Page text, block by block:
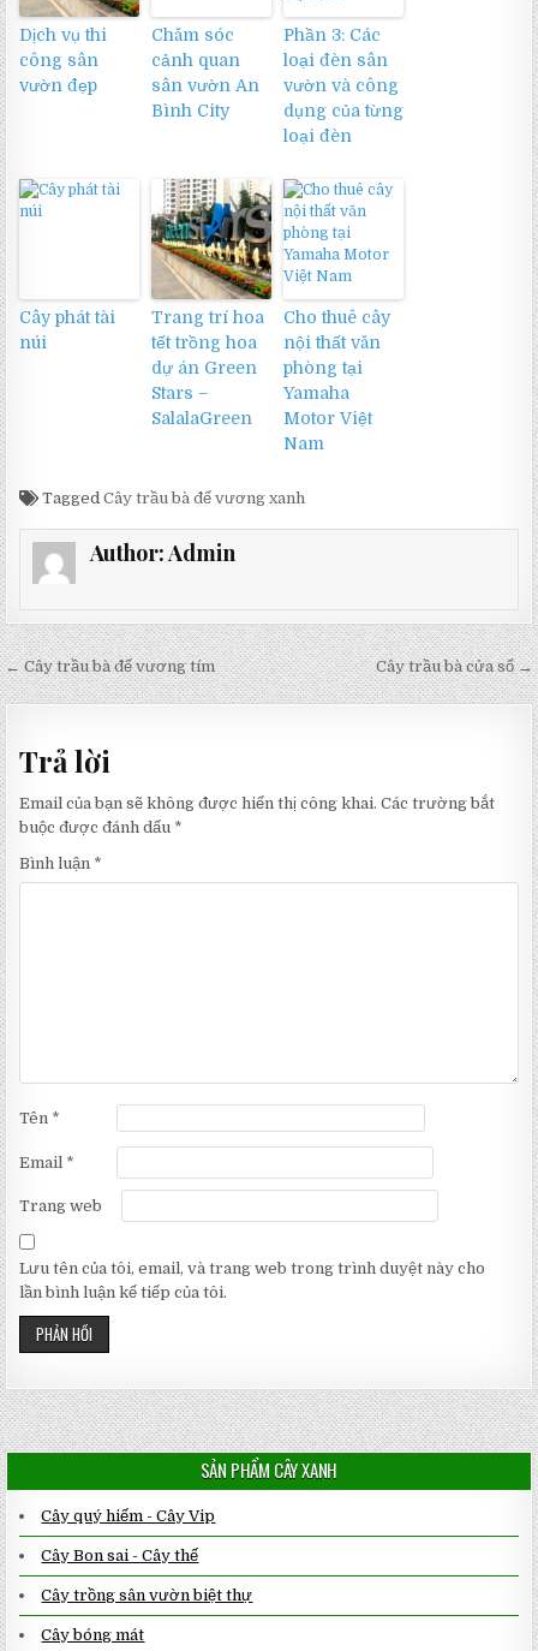
Dịch vụ thi
công sân
vườn đẹp
Chăm sóc
cảnh quan
sân vườn An
Bình City
Phần 3: Các
loại đèn sân
vườn và công
dụng của từng
loại đèn
Cây phát tài
núi
Trang trí hoa
tết trồng hoa
dự án Green
Stars –
SalalaGreen
Cho thuê cây
nội thất văn
phòng tại
Yamaha
Motor Việt
Nam
TaggedCây trầu bà đế vương xanh
Author:Admin
Điều
hướng
viết
Cây trầu bà cửa sổ →
← Cây trầu bà đế vương tím
Trả lời
Email của bạn sẽ không được hiển thị công khai. Các trường bắt
buộc được đánh dấu *
Bình luận *
Tên *
Email *
Trang web
Lưu tên của tôi, email, và trang web trong trình duyệt này cho
lần bình luận kế tiếp của tôi.
SẢN PHẨM CÂY XANH
Cây quý hiếm - Cây Vip
Cây Bon sai - Cây thế
Cây trồng sân vườn biệt thự
Cây bóng mát